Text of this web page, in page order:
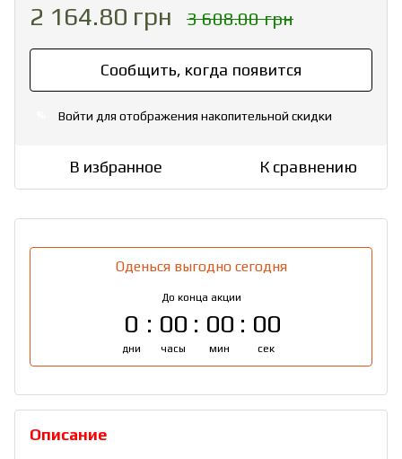
2 164.80 грн 3 608.00 грн
Сообщить, когда появится
Войти для отображения накопительной скидки
В избранное К сравнению
Оденься выгодно сегодня
До конца акции
0
дни
00
часы
00
мин
00
сек
Описание